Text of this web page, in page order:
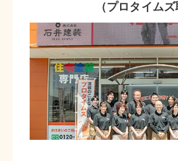
（プロタイムズ